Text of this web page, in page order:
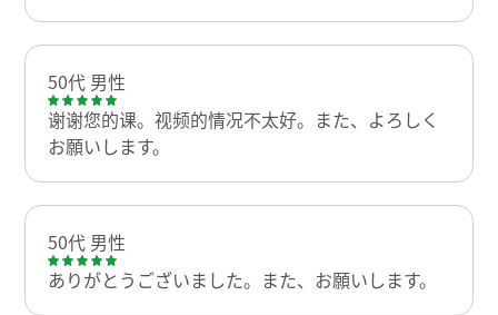
50代 男性
谢谢您的课。视频的情况不太好。また、よろしく
お願いします。
50代 男性
ありがとうございました。また、お願いします。